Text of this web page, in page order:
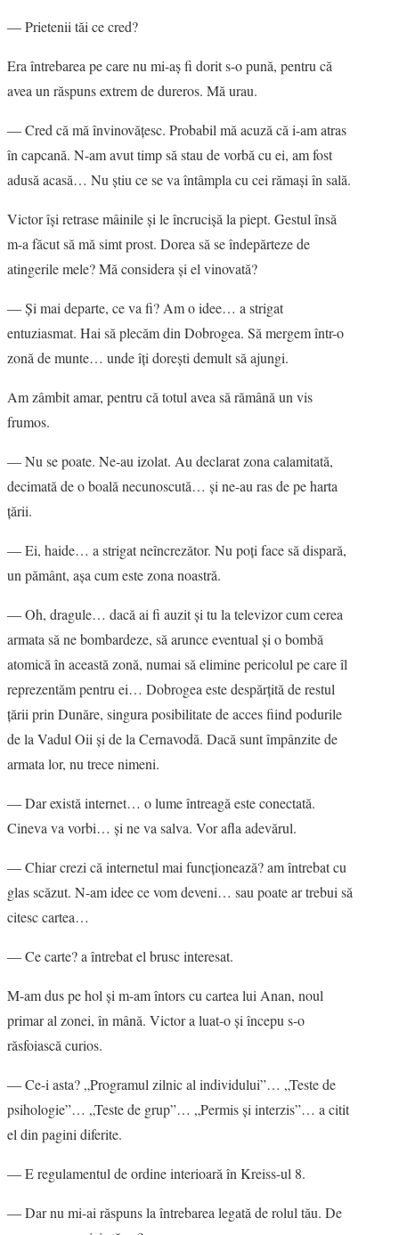
― Prietenii tăi ce cred?
Era întrebarea pe care nu mi-aş fi dorit s-o pună, pentru că
avea un răspuns extrem de dureros. Mă urau.
― Cred că mă învinovăţesc. Probabil mă acuză că i-am atras
în capcană. N-am avut timp să stau de vorbă cu ei, am fost
adusă acasă… Nu ştiu ce se va întâmpla cu cei rămaşi în sală.
Victor îşi retrase mâinile şi le încrucişă la piept. Gestul însă
m-a făcut să mă simt prost. Dorea să se îndepărteze de
atingerile mele? Mă considera şi el vinovată?
― Şi mai departe, ce va fi? Am o idee… a strigat
entuziasmat. Hai să plecăm din Dobrogea. Să mergem într-o
zonă de munte… unde îţi doreşti demult să ajungi.
Am zâmbit amar, pentru că totul avea să rămână un vis
frumos.
― Nu se poate. Ne-au izolat. Au declarat zona calamitată,
decimată de o boală necunoscută… şi ne-au ras de pe harta
ţării.
― Ei, haide… a strigat neîncrezător. Nu poţi face să dispară,
un pământ, aşa cum este zona noastră.
― Oh, dragule… dacă ai fi auzit şi tu la televizor cum cerea
armata să ne bombardeze, să arunce eventual şi o bombă
atomică în această zonă, numai să elimine pericolul pe care îl
reprezentăm pentru ei… Dobrogea este despărţită de restul
ţării prin Dunăre, singura posibilitate de acces fiind podurile
de la Vadul Oii şi de la Cernavodă. Dacă sunt împânzite de
armata lor, nu trece nimeni.
― Dar există internet… o lume întreagă este conectată.
Cineva va vorbi… şi ne va salva. Vor afla adevărul.
― Chiar crezi că internetul mai funcţionează? am întrebat cu
glas scăzut. N-am idee ce vom deveni… sau poate ar trebui să
citesc cartea…
― Ce carte? a întrebat el brusc interesat.
M-am dus pe hol şi m-am întors cu cartea lui Anan, noul
primar al zonei, în mână. Victor a luat-o şi începu s-o
răsfoiască curios.
― Ce-i asta? „Programul zilnic al individului”… „Teste de
psihologie”… „Teste de grup”… „Permis şi interzis”… a citit
el din pagini diferite.
― E regulamentul de ordine interioară în Kreiss-ul 8.
― Dar nu mi-ai răspuns la întrebarea legată de rolul tău. De